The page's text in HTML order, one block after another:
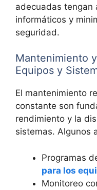
adecuadas tengan
informáticos y
seguridad.
Mantenimiento
Equipos y
El mantenimiento
constante son
rendimiento y la
sistemas. Algunos
Programas
para los
Monitoreo